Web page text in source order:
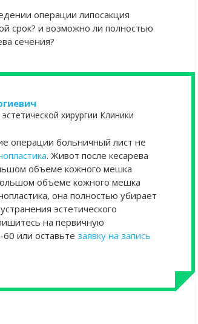
операции липосакция
срок? и возможно ли полностью
сечения?
хирургии Клиники
операции больничный лист не
. Живот после кесарева
объеме кожного мешка
объеме кожного мешка
она полностью убирает
эстетического
на первичную
или оставьте заявку на запись